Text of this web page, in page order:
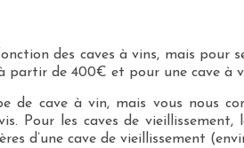
des caves à vins, mais pour
partir de 400€ et pour une cave à
de cave à vin, mais vous nous
Pour les caves de vieillissement,
d’une cave de vieillissement